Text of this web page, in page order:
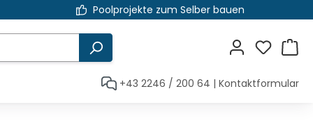
Poolprojekte zum Selber bauen
+43 2246 / 200 64 | Kontaktformular